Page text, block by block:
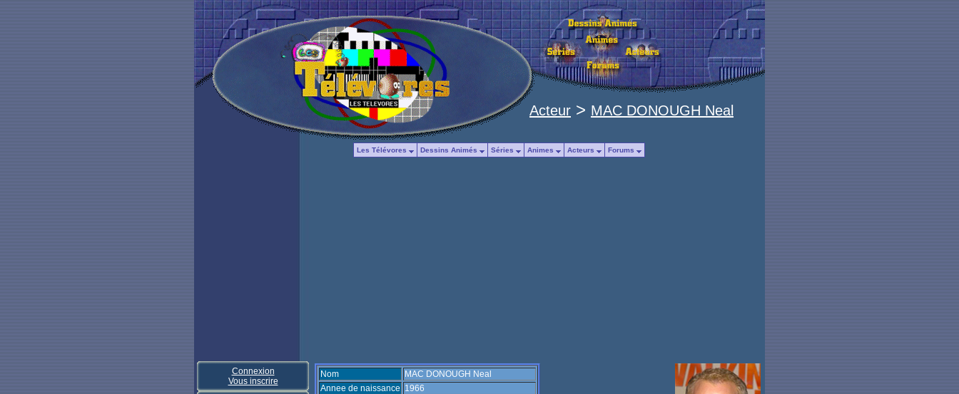
Les Télévores Dessins Animés Séries Animes Acteurs Forums
Acteur > MAC DONOUGH Neal
Connexion
Vous inscrire
Nom
MAC DONOUGH Neal
Annee de naissance 1966